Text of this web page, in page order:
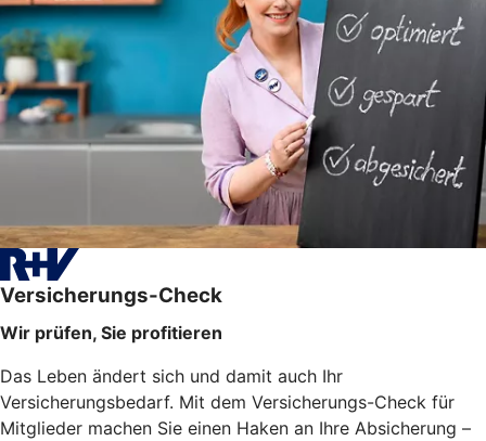
Versicherungs-Check
Wir prüfen, Sie profitieren
Das Leben ändert sich und damit auch Ihr
Versicherungsbedarf. Mit dem Versicherungs-Check für
Mitglieder machen Sie einen Haken an Ihre Absicherung –